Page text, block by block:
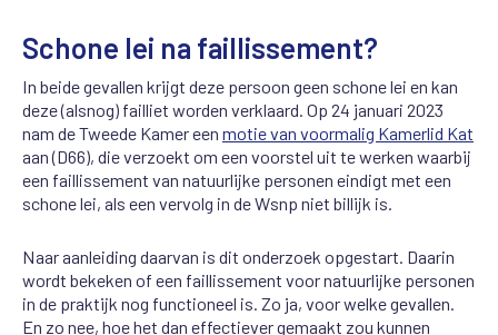
Schone lei na faillissement?
In beide gevallen krijgt deze persoon geen schone lei en kan
deze (alsnog) failliet worden verklaard. Op 24 januari 2023
nam de Tweede Kamer een motie van voormalig Kamerlid Kat
aan (D66), die verzoekt om een voorstel uit te werken waarbij
een faillissement van natuurlijke personen eindigt met een
schone lei, als een vervolg in de Wsnp niet billijk is.
Naar aanleiding daarvan is dit onderzoek opgestart. Daarin
wordt bekeken of een faillissement voor natuurlijke personen
in de praktijk nog functioneel is. Zo ja, voor welke gevallen.
En zo nee, hoe het dan effectiever gemaakt zou kunnen